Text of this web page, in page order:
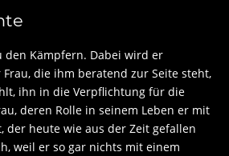
den Kämpfern. Dabei wird er
die ihm beratend zur Seite steht,
ihn in die Verpflichtung für die
deren Rolle in seinem Leben er mit
der heute wie aus der Zeit gefallen
weil er so gar nichts mit einem